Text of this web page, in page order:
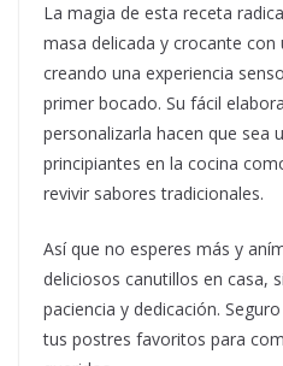
La magia de esta receta
masa delicada y crocante
creando una experiencia
primer bocado. Su fácil
personalizarla hacen que sea
principiantes en la cocina
revivir sabores tradicionales.
Así que no esperes más y
deliciosos canutillos en casa,
paciencia y dedicación.
tus postres favoritos para